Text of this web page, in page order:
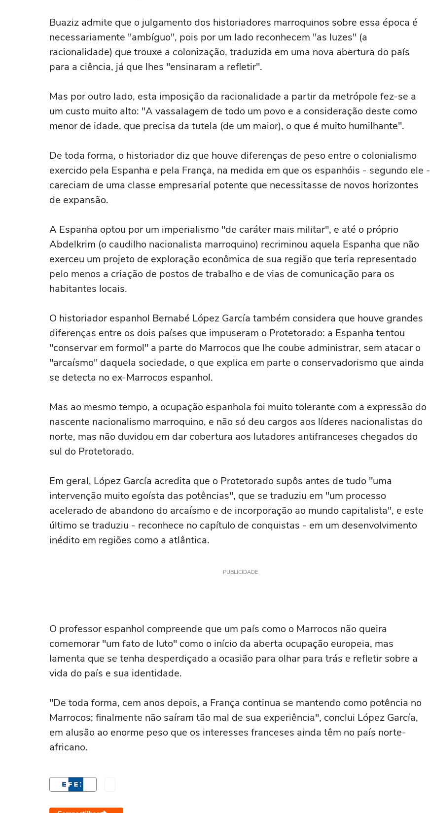
Buaziz admite que o julgamento dos historiadores marroquinos sobre essa época é
necessariamente "ambíguo", pois por um lado reconhecem "as luzes" (a
racionalidade) que trouxe a colonização, traduzida em uma nova abertura do país
para a ciência, já que lhes "ensinaram a refletir".
Mas por outro lado, esta imposição da racionalidade a partir da metrópole fez-se a
um custo muito alto: "A vassalagem de todo um povo e a consideração deste como
menor de idade, que precisa da tutela (de um maior), o que é muito humilhante".
De toda forma, o historiador diz que houve diferenças de peso entre o colonialismo
exercido pela Espanha e pela França, na medida em que os espanhóis - segundo ele -
careciam de uma classe empresarial potente que necessitasse de novos horizontes
de expansão.
A Espanha optou por um imperialismo "de caráter mais militar", e até o próprio
Abdelkrim (o caudilho nacionalista marroquino) recriminou aquela Espanha que não
exerceu um projeto de exploração econômica de sua região que teria representado
pelo menos a criação de postos de trabalho e de vias de comunicação para os
habitantes locais.
O historiador espanhol Bernabé López García também considera que houve grandes
diferenças entre os dois países que impuseram o Protetorado: a Espanha tentou
"conservar em formol" a parte do Marrocos que lhe coube administrar, sem atacar o
"arcaísmo" daquela sociedade, o que explica em parte o conservadorismo que ainda
se detecta no ex-Marrocos espanhol.
Mas ao mesmo tempo, a ocupação espanhola foi muito tolerante com a expressão do
nascente nacionalismo marroquino, e não só deu cargos aos líderes nacionalistas do
norte, mas não duvidou em dar cobertura aos lutadores antifranceses chegados do
sul do Protetorado.
Em geral, López García acredita que o Protetorado supôs antes de tudo "uma
intervenção muito egoísta das potências", que se traduziu em "um processo
acelerado de abandono do arcaísmo e de incorporação ao mundo capitalista", e este
último se traduziu - reconhece no capítulo de conquistas - em um desenvolvimento
inédito em regiões como a atlântica.
PUBLICIDADE
O professor espanhol compreende que um país como o Marrocos não queira
comemorar "um fato de luto" como o início da aberta ocupação europeia, mas
lamenta que se tenha desperdiçado a ocasião para olhar para trás e refletir sobre a
vida do país e sua identidade.
"De toda forma, cem anos depois, a França continua se mantendo como potência no
Marrocos; finalmente não saíram tão mal de sua experiência", conclui López García,
em alusão ao enorme peso que os interesses franceses ainda têm no país norte-
africano.